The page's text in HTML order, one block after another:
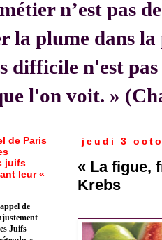
n’est pas
la plume dans
difficile n'est
l'on voit. »
jeudi 3
« La figue,
Krebs
de Paris
juifs
leur «
de
Juifs